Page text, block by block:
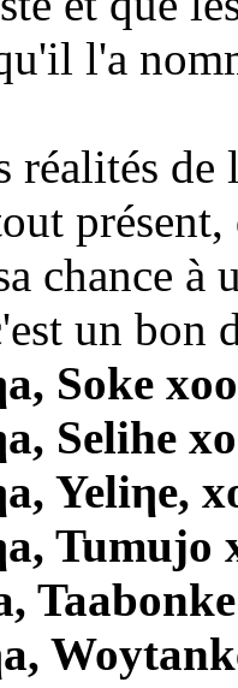
l'a
de
chance à
un bon
Soke
Selihe
Yeliηe,
Tumujo